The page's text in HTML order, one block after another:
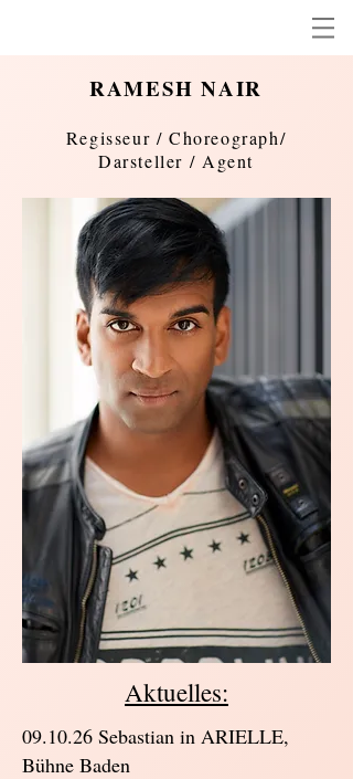
RAMESH NAIR
Regisseur / Choreograph/
Darsteller / Agent
Aktuelles:
09.10.26 Sebastian in ARIELLE,
Bühne Baden